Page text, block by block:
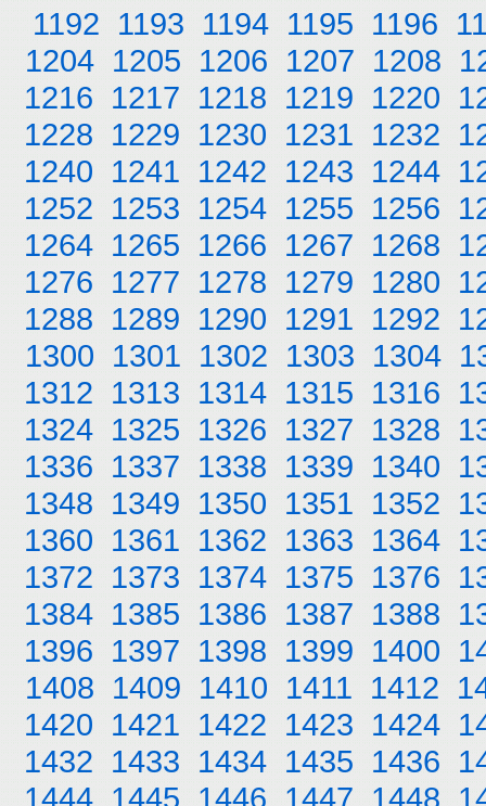
1192 1193 1194 1195 1196
1204 1205 1206 1207 1208
1216 1217 1218 1219 1220
1228 1229 1230 1231 1232
1240 1241 1242 1243 1244
1252 1253 1254 1255 1256
1264 1265 1266 1267 1268
1276 1277 1278 1279 1280
1288 1289 1290 1291 1292
1300 1301 1302 1303 1304
1312 1313 1314 1315 1316
1324 1325 1326 1327 1328
1336 1337 1338 1339 1340
1348 1349 1350 1351 1352
1360 1361 1362 1363 1364
1372 1373 1374 1375 1376
1384 1385 1386 1387 1388
1396 1397 1398 1399 1400
1408 1409 1410 1411 1412
1420 1421 1422 1423 1424
1432 1433 1434 1435 1436
1444 1445 1446 1447 1448